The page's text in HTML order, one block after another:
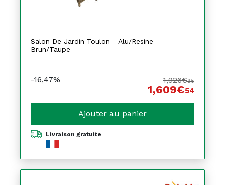
Salon De Jardin Toulon - Alu/Resine -
Brun/Taupe
-16,47% 1,926€95
1,609€54
Ajouter au panier
Livraison gratuite